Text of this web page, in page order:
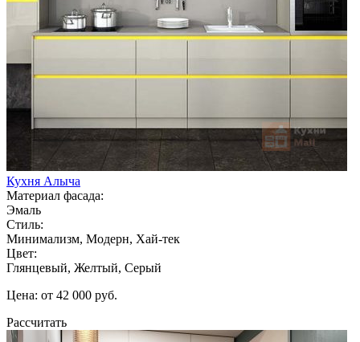
Кухня Алыча
Материал фасада:
Эмаль
Стиль:
Минимализм, Модерн, Хай-тек
Цвет:
Глянцевый, Желтый, Серый
Цена: от 42 000 руб.
Рассчитать